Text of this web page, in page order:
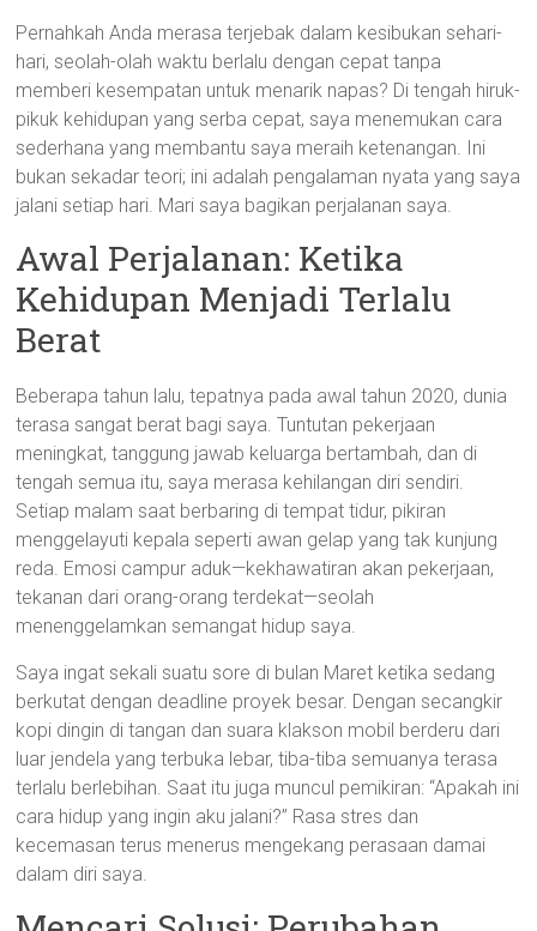
Pernahkah Anda merasa terjebak dalam kesibukan sehari-
hari, seolah-olah waktu berlalu dengan cepat tanpa
memberi kesempatan untuk menarik napas? Di tengah hiruk-
pikuk kehidupan yang serba cepat, saya menemukan cara
sederhana yang membantu saya meraih ketenangan. Ini
bukan sekadar teori; ini adalah pengalaman nyata yang saya
jalani setiap hari. Mari saya bagikan perjalanan saya.
Awal Perjalanan: Ketika
Kehidupan Menjadi Terlalu
Berat
Beberapa tahun lalu, tepatnya pada awal tahun 2020, dunia
terasa sangat berat bagi saya. Tuntutan pekerjaan
meningkat, tanggung jawab keluarga bertambah, dan di
tengah semua itu, saya merasa kehilangan diri sendiri.
Setiap malam saat berbaring di tempat tidur, pikiran
menggelayuti kepala seperti awan gelap yang tak kunjung
reda. Emosi campur aduk—kekhawatiran akan pekerjaan,
tekanan dari orang-orang terdekat—seolah
menenggelamkan semangat hidup saya.
Saya ingat sekali suatu sore di bulan Maret ketika sedang
berkutat dengan deadline proyek besar. Dengan secangkir
kopi dingin di tangan dan suara klakson mobil berderu dari
luar jendela yang terbuka lebar, tiba-tiba semuanya terasa
terlalu berlebihan. Saat itu juga muncul pemikiran: “Apakah ini
cara hidup yang ingin aku jalani?” Rasa stres dan
kecemasan terus menerus mengekang perasaan damai
dalam diri saya.